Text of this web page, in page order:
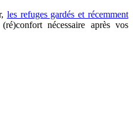
les refuges gardés et récemment
nécessaire après vos